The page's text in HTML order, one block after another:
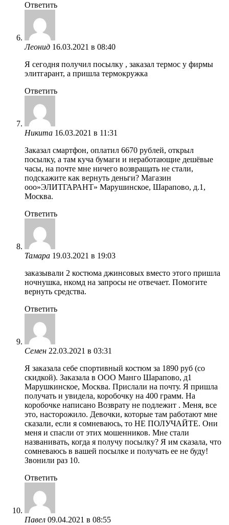
Ответить
Леонид 16.03.2021 в 08:40
Я сегодня получил посылку , заказал термос у фирмы
элитгарант, а пришла термокружка
Ответить
Никита 16.03.2021 в 11:31
Заказал смартфон, оплатил 6670 рублей, открыл
посылку, а там куча бумаги и неработающие дешёвые
часы, на почте мне ничего возвращать не стали,
подскажите как вернуть деньги? Магазин
ооо»ЭЛИТГАРАНТ» Марушинское, Шарапово, д.1,
Москва.
Ответить
Тамара 19.03.2021 в 19:03
заказывали 2 костюма джинсовых вместо этого пришла
ночнушка, нкомд на запросы не отвечает. Помогите
вернуть средства.
Ответить
Семен 22.03.2021 в 03:31
Я заказала себе спортивный костюм за 1890 руб (со
скидкой). Заказала в ООО Манго Шарапово, д1
Марушкинское, Москва. Прислали на почту. Я пришла
получать и увидела, коробочку на 400 грамм. На
коробочке написано Возврату не подлежит . Меня, все
это, насторожило. Девочки, которые там работают мне
сказали, если я сомневаюсь, то НЕ ПОЛУЧАЙТЕ. Они
меня и спасли от этих мошенников. Мне стали
названивать, когда я получу посылку? Я им сказала, что
сомневаюсь в вашей посылке и получать ее не буду!
Звонили раз 10.
Ответить
Павел 09.04.2021 в 08:55